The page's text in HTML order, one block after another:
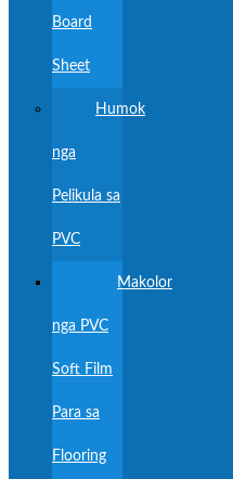
Board
Sheet
Humok
nga
Pelikula sa
PVC
Makolor
nga PVC
Soft Film
Para sa
Flooring